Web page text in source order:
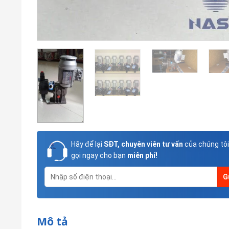
Hãy để lại SĐT, chuyên viên tư vấn của chúng
gọi ngay cho bạn miễn phí!
Mô tả